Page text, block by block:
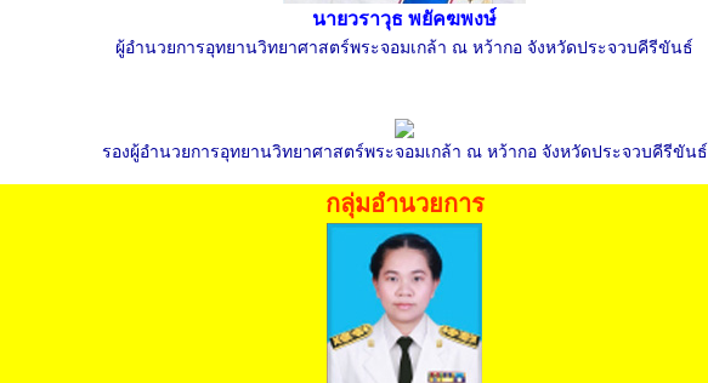
นายวราวุธ พยัคฆพงษ์
ผู้อำนวยการอุทยานวิทยาศาสตร์พระจอมเกล้า ณ หว้ากอ จังหวัดประจวบคีรีขันธ์
รองผู้อำนวยการอุทยานวิทยาศาสตร์พระจอมเกล้า ณ หว้ากอ จังหวัดประจวบคีรีขันธ์
กลุ่มอำนวยการ